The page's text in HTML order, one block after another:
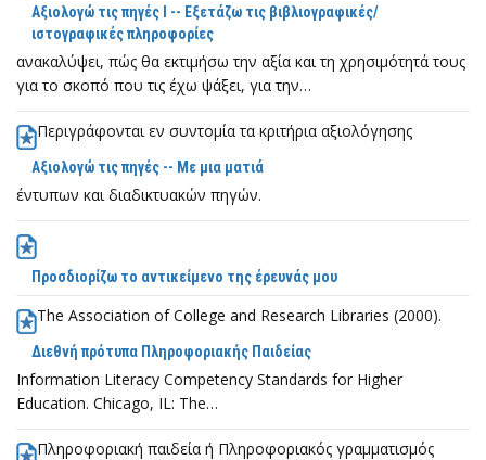
Αξιολογώ τις πηγές Ι -- Εξετάζω τις βιβλιογραφικές/
ιστογραφικές πληροφορίες
ανακαλύψει, πώς θα εκτιμήσω την αξία και τη χρησιμότητά τους
για το σκοπό που τις έχω ψάξει, για την…
Αξιολογώ τις πηγές -- Με μια ματιά
Περιγράφονται εν συντομία τα κριτήρια αξιολόγησης
έντυπων και διαδικτυακών πηγών.
Προσδιορίζω το αντικείμενο της έρευνάς μου
Διεθνή πρότυπα Πληροφοριακής Παιδείας
The Association of College and Research Libraries (2000).
Information Literacy Competency Standards for Higher
Education. Chicago, IL: The…
Πληροφοριακή παιδεία ή Πληροφοριακός γραμματισμός